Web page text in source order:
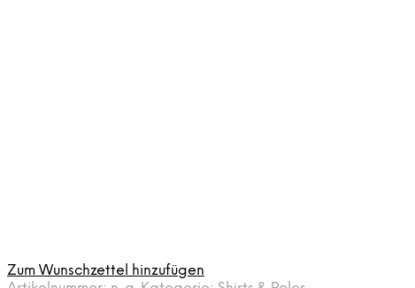
Zum Wunschzettel hinzufügen